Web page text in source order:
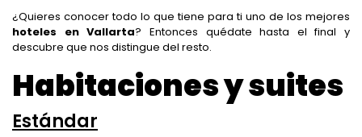
¿Quieres conocer todo lo que tiene para ti uno de los mejores
hoteles en Vallarta? Entonces quédate hasta el final y
descubre que nos distingue del resto.
Habitaciones y suites
Estándar